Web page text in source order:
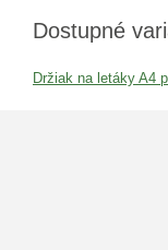
Dostupné
Držiak na letáky A4